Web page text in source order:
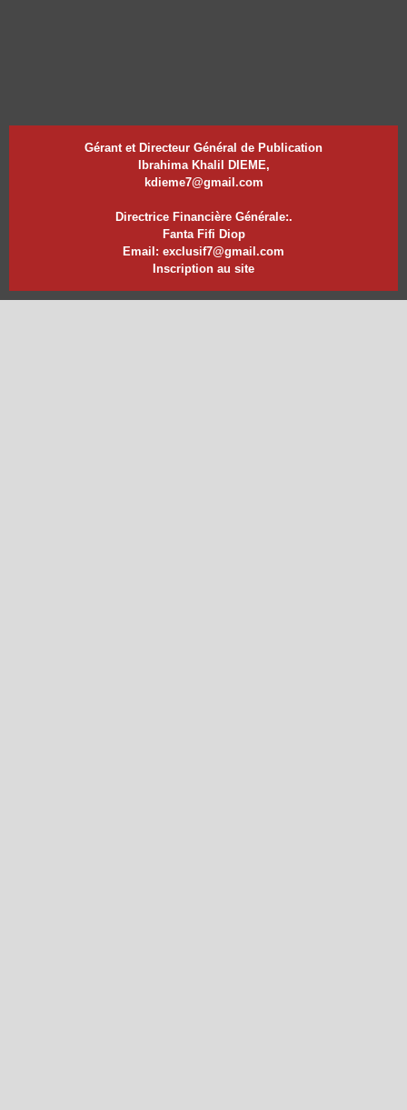
Gérant et Directeur Général de Publication
Ibrahima Khalil DIEME,
kdieme7@gmail.com
Directrice Financière Générale:.
Fanta Fifi Diop
Email: exclusif7@gmail.com
Inscription au site